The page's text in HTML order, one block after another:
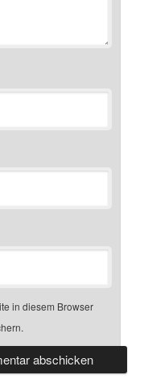
in diesem Browser